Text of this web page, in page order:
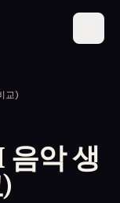
교)
악 생